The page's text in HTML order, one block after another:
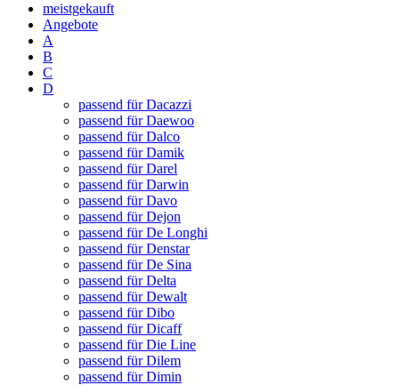
meistgekauft
Angebote
A
B
C
D
passend für Dacazzi
passend für Daewoo
passend für Dalco
passend für Damik
passend für Darel
passend für Darwin
passend für Davo
passend für Dejon
passend für De Longhi
passend für Denstar
passend für De Sina
passend für Delta
passend für Dewalt
passend für Dibo
passend für Dicaff
passend für Die Line
passend für Dilem
passend für Dimin